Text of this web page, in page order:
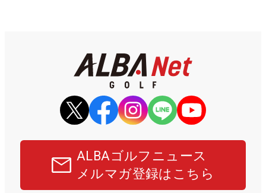
ALBAゴルフニュース
メルマガ登録はこちら